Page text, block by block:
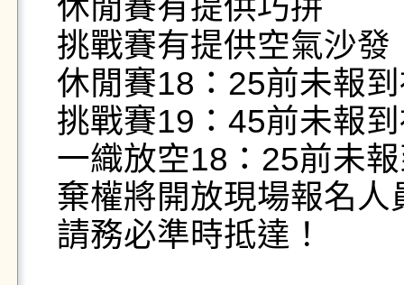
休閒賽有提供巧拼
挑戰賽有提供空氣沙發
休閒賽18：25前未報
挑戰賽19：45前未報
一織放空18：25前未
棄權將開放現場報名人
請務必準時抵達！